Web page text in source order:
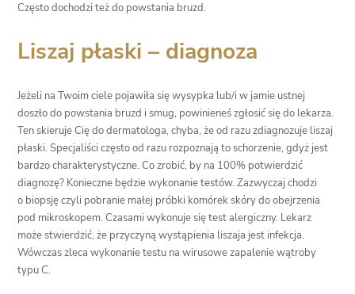
Często dochodzi też do powstania bruzd.
Liszaj płaski – diagnoza
Jeżeli na Twoim ciele pojawiła się wysypka lub/i w jamie ustnej
doszło do powstania bruzd i smug, powinieneś zgłosić się do lekarza.
Ten skieruje Cię do dermatologa, chyba, że od razu zdiagnozuje liszaj
płaski. Specjaliści często od razu rozpoznają to schorzenie, gdyż jest
bardzo charakterystyczne. Co zrobić, by na 100% potwierdzić
diagnozę? Konieczne będzie wykonanie testów. Zazwyczaj chodzi
o biopsję czyli pobranie małej próbki komórek skóry do obejrzenia
pod mikroskopem. Czasami wykonuje się test alergiczny. Lekarz
może stwierdzić, że przyczyną wystąpienia liszaja jest infekcja.
Wówczas zleca wykonanie testu na wirusowe zapalenie wątroby
typu C.